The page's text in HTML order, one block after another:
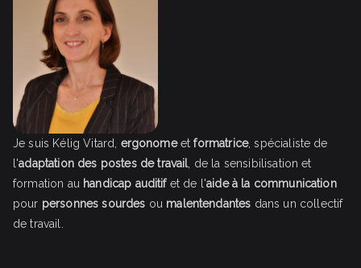
Je suis Kélig Vitard, ergonomeetformatrice, spécialiste de
l'adaptation des postes de travail , de la sensibilisation et
formation au handicap auditifet de l'aide à la communication
pour personnes sourdes ou malentendantes dans un collectif
de travail.